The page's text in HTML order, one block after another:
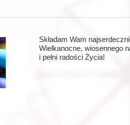
Składam Wam
Wielkanocne, wiosennego
i pełni radości Życia!